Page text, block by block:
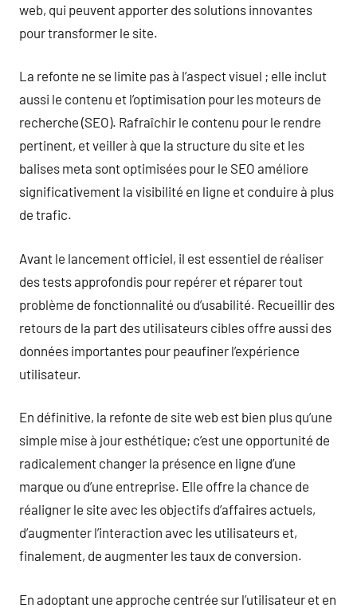
web, qui peuvent apporter des solutions innovantes
pour transformer le site.
La refonte ne se limite pas à l’aspect visuel ; elle inclut
aussi le contenu et l’optimisation pour les moteurs de
recherche (SEO). Rafraîchir le contenu pour le rendre
pertinent, et veiller à que la structure du site et les
balises meta sont optimisées pour le SEO améliore
significativement la visibilité en ligne et conduire à plus
de trafic.
Avant le lancement officiel, il est essentiel de réaliser
des tests approfondis pour repérer et réparer tout
problème de fonctionnalité ou d’usabilité. Recueillir des
retours de la part des utilisateurs cibles offre aussi des
données importantes pour peaufiner l’expérience
utilisateur.
En définitive, la refonte de site web est bien plus qu’une
simple mise à jour esthétique; c’est une opportunité de
radicalement changer la présence en ligne d’une
marque ou d’une entreprise. Elle offre la chance de
réaligner le site avec les objectifs d’affaires actuels,
d’augmenter l’interaction avec les utilisateurs et,
finalement, de augmenter les taux de conversion.
En adoptant une approche centrée sur l’utilisateur et en